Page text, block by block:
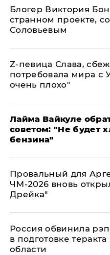
Блогер Виктория
странном проекте,
Соловьевым
Z-певица Слава,
потребовала мира с
очень плохо"
Лайма Вайкуле
советом: "Не будет
бензина"
Провальный для
ЧМ-2026 вновь
Дрейка"
Россия обвинила
в подготовке
области